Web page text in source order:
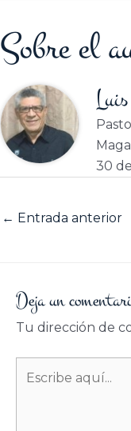
Sobre el
30
← Entrada anterior
Deja un
Tu dirección de
aquí...